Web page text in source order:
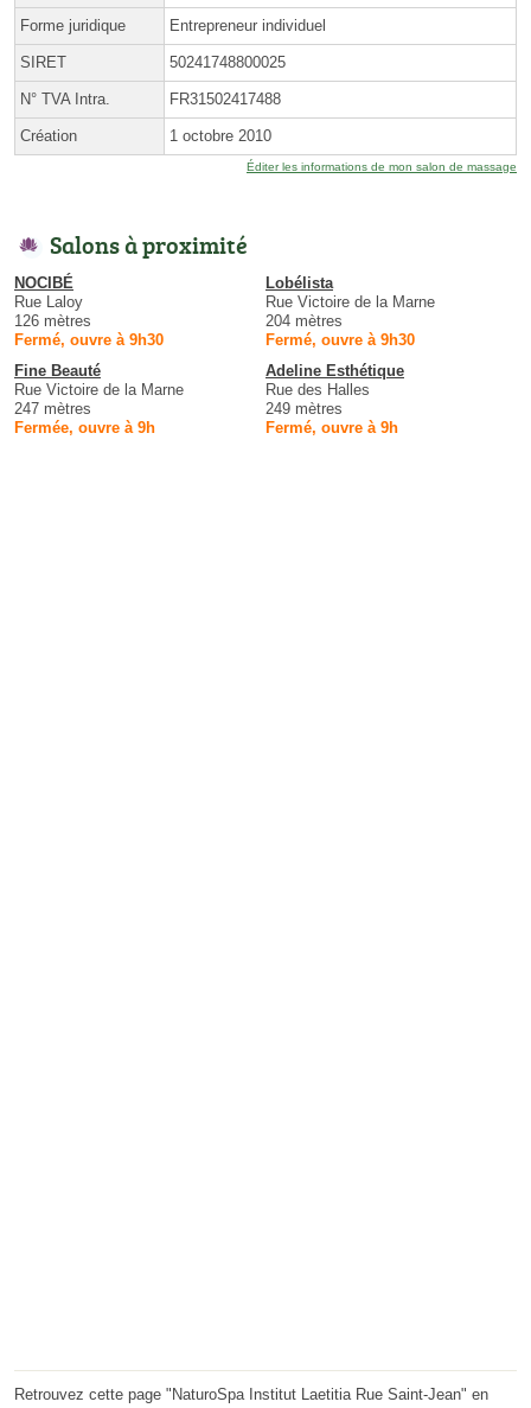
Forme juridique Entrepreneur individuel
SIRET 50241748800025
N° TVA Intra. FR31502417488
Création 1 octobre 2010
Éditer les informations de mon salon de massage
Salons à proximité
NOCIBÉ
Rue Laloy
126 mètres
Fermé, ouvre à 9h30
Lobélista
Rue Victoire de la Marne
204 mètres
Fermé, ouvre à 9h30
Fine Beauté
Rue Victoire de la Marne
247 mètres
Fermée, ouvre à 9h
Adeline Esthétique
Rue des Halles
249 mètres
Fermé, ouvre à 9h
Retrouvez cette page "NaturoSpa Institut Laetitia Rue Saint-Jean" en